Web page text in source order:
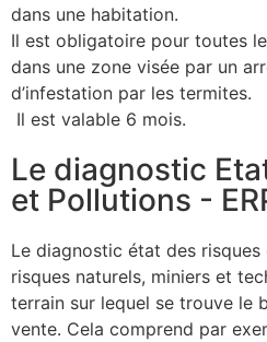
dans une habitation.
Il est obligatoire pour toutes
dans une zone visée par un
d’infestation par les termites.
Il est valable 6 mois.
Le diagnostic
et Pollutions -
Le diagnostic état des
risques naturels, miniers et
terrain sur lequel se trouve le
vente. Cela comprend par